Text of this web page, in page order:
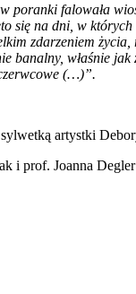
w poranki falowała
się na dni, w których
zdarzeniem
banalny, właśnie
(…)”.
artystki
i prof. Joanna Degler